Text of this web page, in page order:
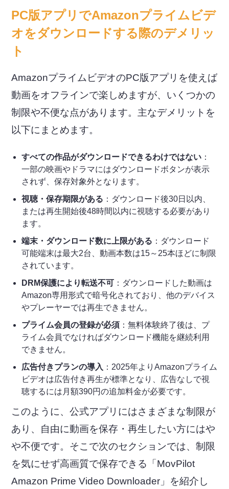
PC版アプリでAmazonプライムビデ
オをダウンロードする際のデメリッ
ト
AmazonプライムビデオのPC版アプリを使えば
動画をオフラインで楽しめますが、いくつかの
制限や不便な点があります。主なデメリットを
以下にまとめます。
すべての作品がダウンロードできるわけではない ：
一部の映画やドラマにはダウンロードボタンが表示
されず、保存対象外となります。
視聴・保存期限がある ：ダウンロード後30日以内、
または再生開始後48時間以内に視聴する必要があり
ます。
端末・ダウンロード数に上限がある ：ダウンロード
可能端末は最大2台、動画本数は15～25本ほどに制限
されています。
DRM保護により転送不可 ：ダウンロードした動画は
Amazon専用形式で暗号化されており、他のデバイス
やプレーヤーでは再生できません。
プライム会員の登録が必須 ：無料体験終了後は、プ
ライム会員でなければダウンロード機能を継続利用
できません。
広告付きプランの導入 ：2025年よりAmazonプライム
ビデオは広告付き再生が標準となり、広告なしで視
聴するには月額390円の追加料金が必要です。
このように、公式アプリにはさまざまな制限が
あり、自由に動画を保存・再生したい方にはや
や不便です。そこで次のセクションでは、制限
を気にせず高画質で保存できる「MovPilot
Amazon Prime Video Downloader」を紹介し